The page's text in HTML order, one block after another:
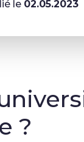
le 02.05.2023
?